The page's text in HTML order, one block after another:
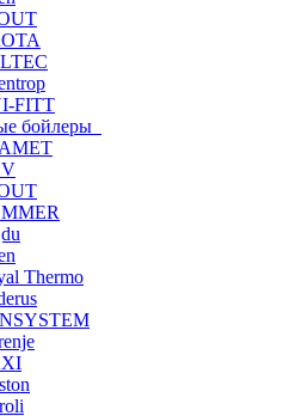
FITT
бойлеры
Thermo